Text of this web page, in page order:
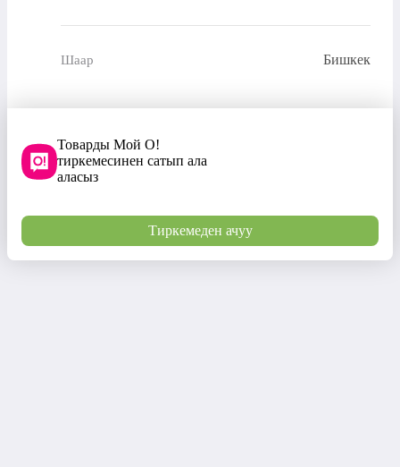
Шаар Бишкек
Товарды Мой О!
тиркемесинен сатып ала
аласыз
Тиркемеден ачуу